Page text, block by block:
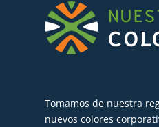
Tomamos de nuestra
nuevos colores